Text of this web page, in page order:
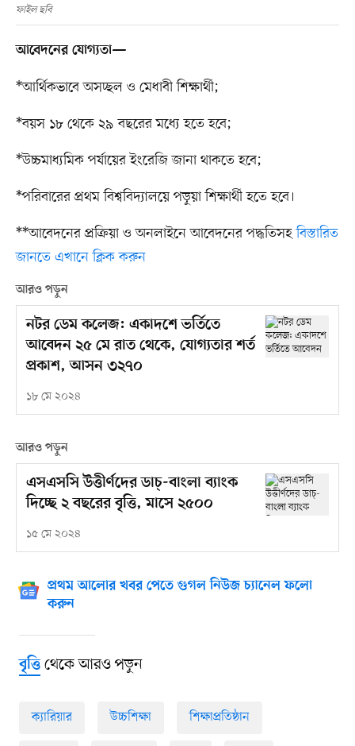
ফাইল ছবি
আবেদনের যোগ্যতা—
*আর্থিকভাবে অসচ্ছল ও মেধাবী শিক্ষার্থী;
*বয়স ১৮ থেকে ২৯ বছরের মধ্যে হতে হবে;
*উচ্চমাধ্যমিক পর্যায়ের ইংরেজি জানা থাকতে হবে;
*পরিবারের প্রথম বিশ্ববিদ্যালয়ে পড়ুয়া শিক্ষার্থী হতে হবে।
**আবেদনের প্রক্রিয়া ও অনলাইনে আবেদনের পদ্ধতিসহবিস্তারিত
জানতে এখানে ক্লিক করুন
আরও পড়ুন
নটর ডেম কলেজ: একাদশে ভর্তিতে
আবেদন ২৫ মে রাত থেকে, যোগ্যতার শর্ত
প্রকাশ, আসন ৩২৭০
১৮ মে ২০২৪
আরও পড়ুন
এসএসসি উত্তীর্ণদের ডাচ্‌-বাংলা ব্যাংক
দিচ্ছে ২ বছরের বৃত্তি, মাসে ২৫০০
১৫ মে ২০২৪
প্রথম আলোর খবর পেতে গুগল নিউজ চ্যানেল ফলো
করুন
বৃত্তিথেকে আরও পড়ুন
ক্যারিয়ার উচ্চশিক্ষা শিক্ষাপ্রতিষ্ঠান